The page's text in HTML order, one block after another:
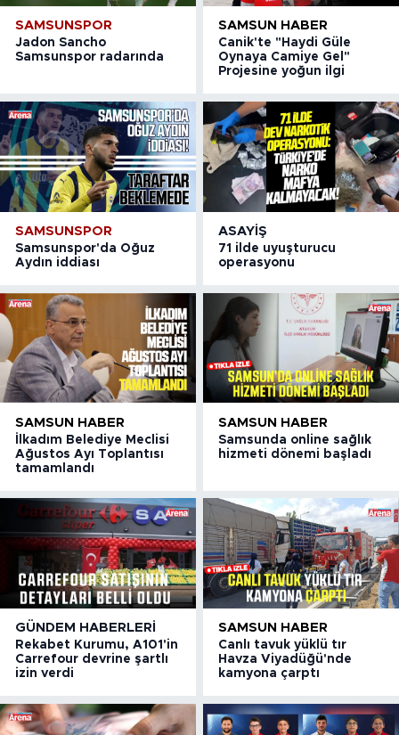
SAMSUNSPOR
Jadon Sancho
Samsunspor radarında
SAMSUN HABER
Canik'te "Haydi Güle
Oynaya Camiye Gel"
Projesine yoğun ilgi
SAMSUNSPOR
Samsunspor'da Oğuz
Aydın iddiası
ASAYIŞ
71 ilde uyuşturucu
operasyonu
SAMSUN HABER
İlkadım Belediye Meclisi
Ağustos Ayı Toplantısı
tamamlandı
SAMSUN HABER
Samsunda online sağlık
hizmeti dönemi başladı
GÜNDEM HABERLERI
Rekabet Kurumu, A101'in
Carrefour devrine şartlı
izin verdi
SAMSUN HABER
Canlı tavuk yüklü tır
Havza Viyadüğü'nde
kamyona çarptı